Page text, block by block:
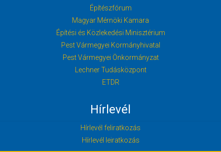
Építészfórum
Magyar Mérnöki Kamara
Építési és Közlekedési Minisztérium
Pest Vármegyei Kormányhivatal
Pest Vármegyei Önkormányzat
Lechner Tudásközpont
ETDR
Hírlevél
Hírlevél feliratkozás
Hírlevél leiratkozás